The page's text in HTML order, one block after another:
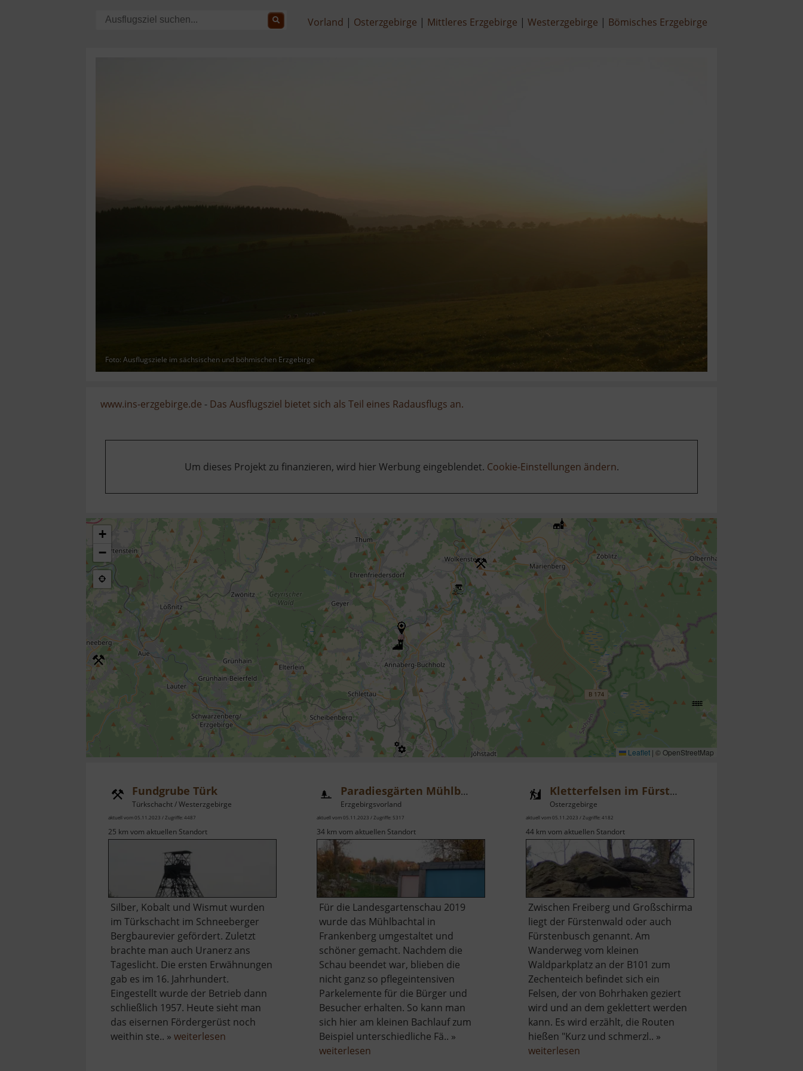
Vorland Osterzgebirge Mittleres Erzgebirge Westerzgebirge Bömisches Erzgebirge
Foto: Ausflugsziele im sächsischen und böhmischen Erzgebirge
www.ins-erzgebirge.de - Das Ausflugsziel bietet sich als Teil eines Radausflugs an.
Um dieses Projekt zu finanzieren, wird hier Werbung eingeblendet. Cookie-Einstellungen ändern.
+
−
Leaflet | © OpenStreetMap
Fundgrube Türk
Türkschacht / Westerzgebirge
aktuell vom 05.11.2023 / Zugriffe: 4487
25 km vom aktuellen Standort
Silber, Kobalt und Wismut wurden
im Türkschacht im Schneeberger
Bergbaurevier gefördert. Zuletzt
brachte man auch Uranerz ans
Tageslicht. Die ersten Erwähnungen
gab es im 16. Jahrhundert.
Eingestellt wurde der Betrieb dann
schließlich 1957. Heute sieht man
das eisernen Fördergerüst noch
weithin ste.. » weiterlesen
Paradiesgärten Mühlbachtal
Erzgebirgsvorland
aktuell vom 05.11.2023 / Zugriffe: 5317
34 km vom aktuellen Standort
Für die Landesgartenschau 2019
wurde das Mühlbachtal in
Frankenberg umgestaltet und
schöner gemacht. Nachdem die
Schau beendet war, blieben die
nicht ganz so pflegeintensiven
Parkelemente für die Bürger und
Besucher erhalten. So kann man
sich hier am kleinen Bachlauf zum
Beispiel unterschiedliche Fä.. »
weiterlesen
Kletterfelsen im Fürstenbusch
Osterzgebirge
aktuell vom 05.11.2023 / Zugriffe: 4182
44 km vom aktuellen Standort
Zwischen Freiberg und Großschirma
liegt der Fürstenwald oder auch
Fürstenbusch genannt. Am
Wanderweg vom kleinen
Waldparkplatz an der B101 zum
Zechenteich befindet sich ein
Felsen, der von Bohrhaken geziert
wird und an dem geklettert werden
kann. Es wird erzählt, die Routen
hießen "Kurz und schmerzl.. »
weiterlesenüber